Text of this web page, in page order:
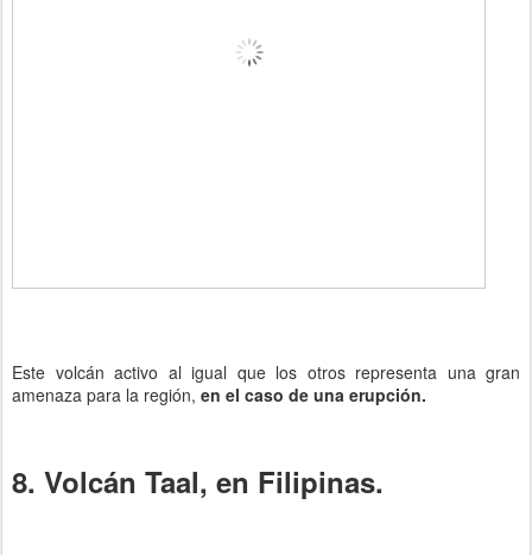
Este volcán activo al igual que los otros representa una gran
amenaza para la región, en el caso de una erupción.
8. Volcán Taal, en Filipinas.